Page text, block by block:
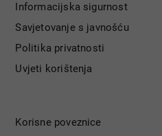
Informacijska sigurnost
Savjetovanje s javnošću
Politika privatnosti
Uvjeti korištenja
Korisne poveznice